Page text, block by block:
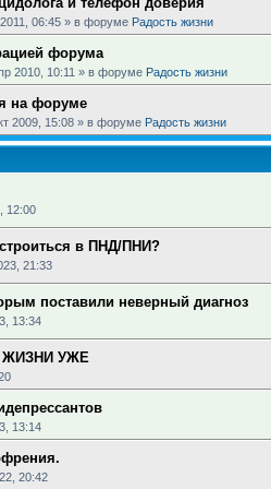
06:45 » в форуме Радость жизни
форума
2010, 10:11 » в форуме Радость жизни
на форуме
2009, 15:08 » в форуме Радость жизни
12:00
в ПНД/ПНИ?
21:33
поставили неверный диагноз
13:34
ЖИЗНИ УЖЕ
13:14
20:42